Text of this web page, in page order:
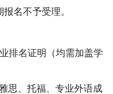
报名不予受理。
排名证明（均需加盖学
雅思、托福、专业外语成